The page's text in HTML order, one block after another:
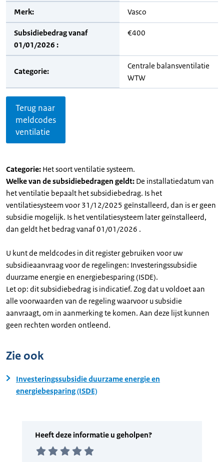
Merk: Vasco
Subsidiebedrag vanaf
01/01/2026 :
€400
Categorie:
Centrale balansventilatie
WTW
Terug naar
meldcodes
ventilatie
Categorie: Het soort ventilatie systeem.
Welke van de subsidiebedragen geldt: De installatiedatum van
het ventilatie bepaalt het subsidiebedrag. Is het
ventilatiesysteem voor 31/12/2025 geïnstalleerd, dan is er geen
subsidie mogelijk. Is het ventilatiesysteem later geïnstalleerd,
dan geldt het bedrag vanaf 01/01/2026 .
U kunt de meldcodes in dit register gebruiken voor uw
subsidieaanvraag voor de regelingen: Investeringssubsidie
duurzame energie en energiebesparing (ISDE).
Let op: dit subsidiebedrag is indicatief. Zog dat u voldoet aan
alle voorwaarden van de regeling waarvoor u subsidie
aanvraagt, om in aanmerking te komen. Aan deze lijst kunnen
geen rechten worden ontleend.
Zie ook
Investeringssubsidie duurzame energie en
energiebesparing (ISDE)